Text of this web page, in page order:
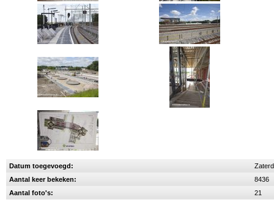
Datum toegevoegd:
Aantal keer bekeken:
8436
Aantal foto's:
21